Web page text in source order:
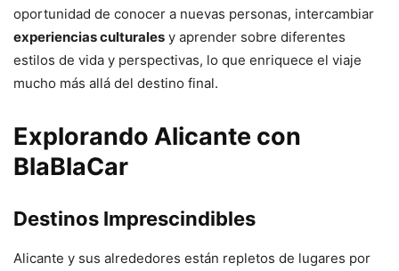
oportunidad de conocer a nuevas personas, intercambiar
experiencias culturales y aprender sobre diferentes
estilos de vida y perspectivas, lo que enriquece el viaje
mucho más allá del destino final.
Explorando Alicante con
BlaBlaCar
Destinos Imprescindibles
Alicante y sus alrededores están repletos de lugares por